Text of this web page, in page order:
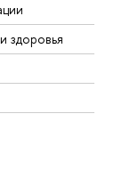
здоровья